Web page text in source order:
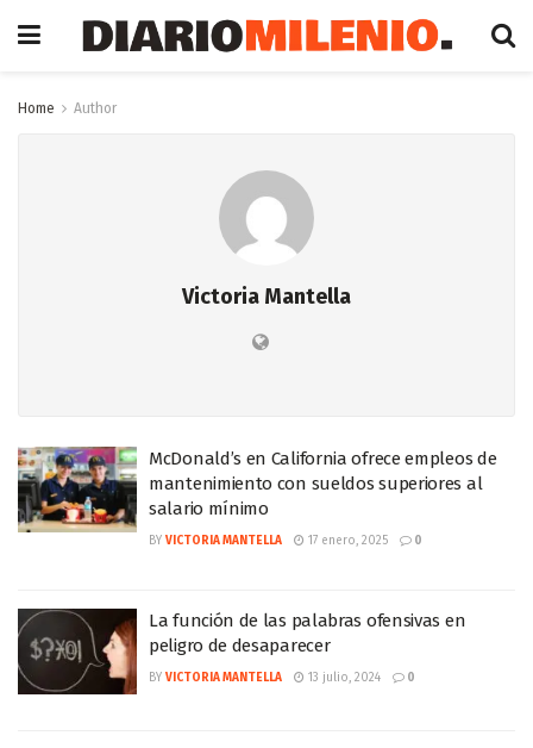
Home Author
Victoria Mantella
McDonald’s en California ofrece empleos de
mantenimiento con sueldos superiores al
salario mínimo
BY VICTORIA MANTELLA 17 enero, 2025 0
La función de las palabras ofensivas en
peligro de desaparecer
BY VICTORIA MANTELLA 13 julio, 2024 0